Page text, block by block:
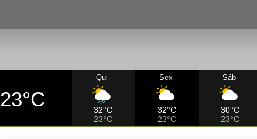
23°C
Qui
32°C
23°C
Sex
32°C
23°C
Sáb
30°C
23°C